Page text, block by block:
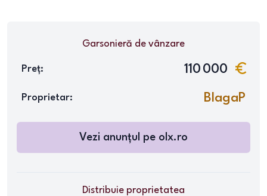
Garsonieră de vânzare
Preț: 110 000
Proprietar: BlagaP
Vezi anunțul pe olx.ro
Distribuie proprietatea